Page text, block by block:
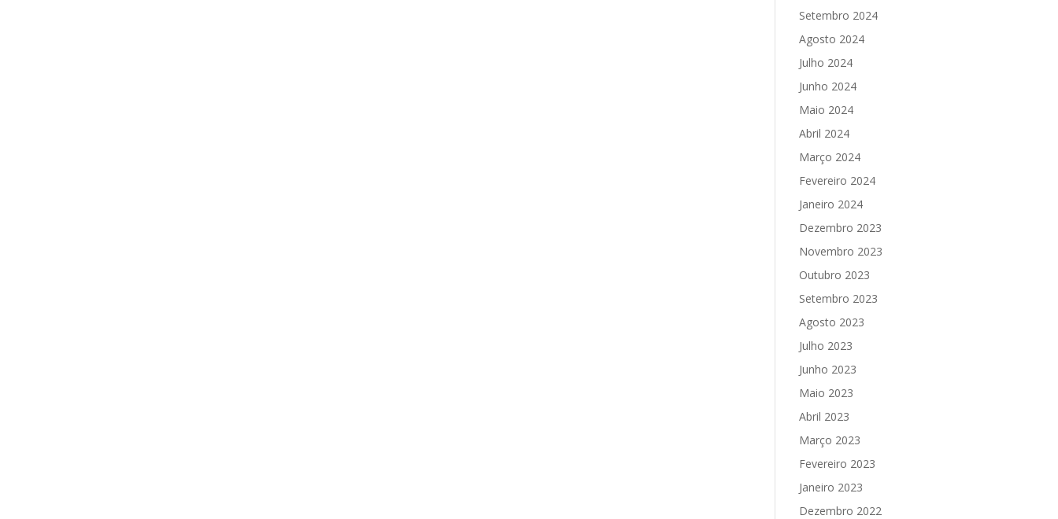
Setembro 2024
Agosto 2024
Julho 2024
Junho 2024
Maio 2024
Abril 2024
Março 2024
Fevereiro 2024
Janeiro 2024
Dezembro 2023
Novembro 2023
Outubro 2023
Setembro 2023
Agosto 2023
Julho 2023
Junho 2023
Maio 2023
Abril 2023
Março 2023
Fevereiro 2023
Janeiro 2023
Dezembro 2022